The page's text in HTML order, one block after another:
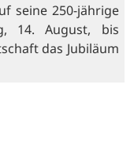
seine 250-jährige
14. August, bis
das Jubiläum